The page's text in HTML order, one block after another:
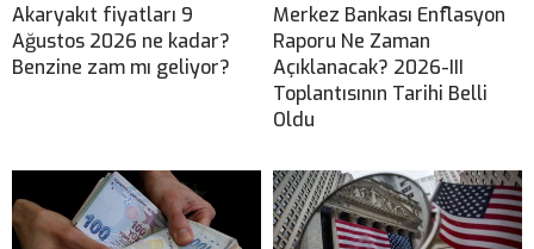
Akaryakıt fiyatları 9
Ağustos 2026 ne kadar?
Benzine zam mı geliyor?
Merkez Bankası Enflasyon
Raporu Ne Zaman
Açıklanacak? 2026-III
Toplantısının Tarihi Belli
Oldu